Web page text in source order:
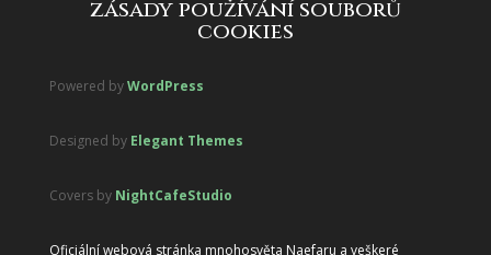
zásady používání souborů
cookies
Powered byWordPress
Designed by Elegant Themes
Covers by NightCafeStudio
Oficiální webová stránka mnohosvěta Naefaru a veškeré